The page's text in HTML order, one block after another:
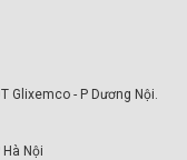
Glixemco - P Dương Nội.
Nội